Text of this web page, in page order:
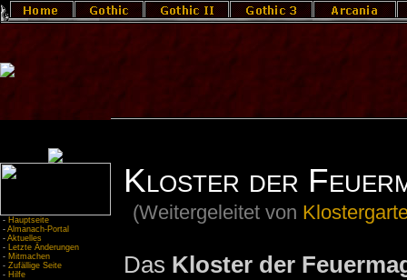
- Hauptseite
- Almanach-Portal
- Aktuelles
- Letzte Änderungen
- Mitmachen
- Zufällige Seite
- Hilfe
Kloster der
(Weitergeleitet von
Das Kloster der